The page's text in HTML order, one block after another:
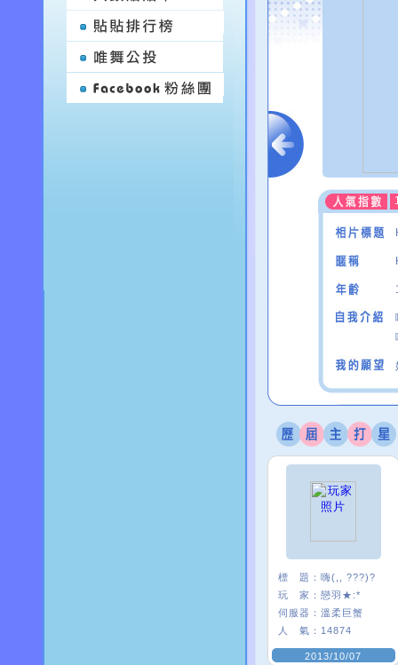
標 題： 嗨(,, ???)?
玩 家： 戀羽★:*
伺服器： 溫柔巨蟹
人 氣： 14874
2013/10/07